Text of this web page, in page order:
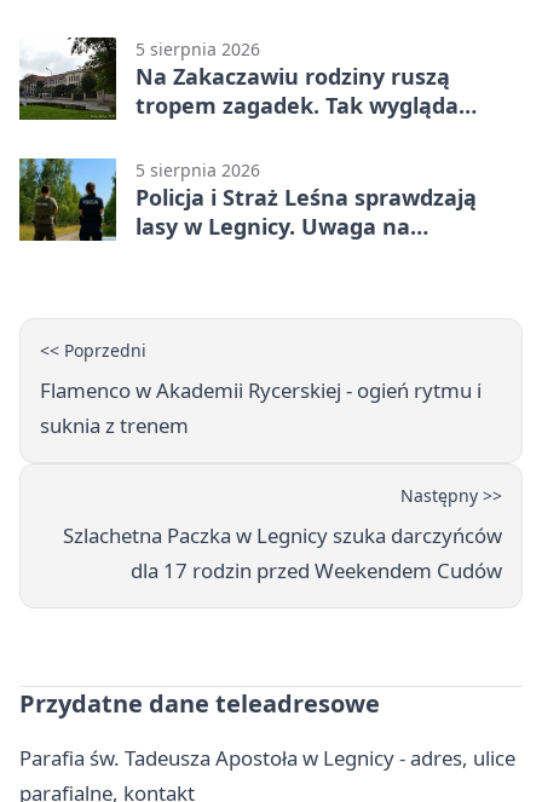
5 sierpnia 2026
Na Zakaczawiu rodziny ruszą
tropem zagadek. Tak wygląda
5 sierpnia 2026
Policja i Straż Leśna sprawdzają
lasy w Legnicy. Uwaga na
<< Poprzedni
Flamenco w Akademii Rycerskiej - ogień rytmu i
suknia z trenem
Następny >>
Szlachetna Paczka w Legnicy szuka darczyńców
dla 17 rodzin przed Weekendem Cudów
Przydatne dane teleadresowe
Parafia św. Tadeusza Apostoła w Legnicy - adres, ulice
parafialne, kontakt